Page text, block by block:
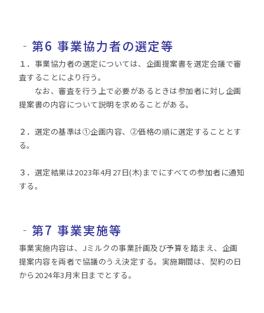
‐ 第6 事業協力者の選定等
１． 事業協力者の選定については、企画提案書を選定会議で審
査することにより行う。
なお、審査を行う上で必要があるときは参加者に対し企画
提案書の内容について説明を求めることがある。
２． 選定の基準は①企画内容、②価格の順に選定することとす
る。
３． 選定結果は2023年4月27日(木)までにすべての参加者に通知
する。
‐ 第7 事業実施等
事業実施内容は、Jミルクの事業計画及び予算を踏まえ、企画
提案内容を両者で協議のうえ決定する。実施期間は、契約の日
から2024年3月末日までとする。